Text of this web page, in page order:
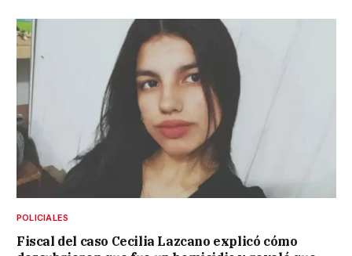
POLICIALES
Fiscal del caso Cecilia Lazcano explicó cómo